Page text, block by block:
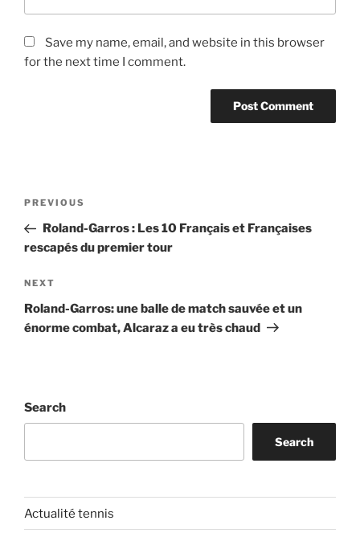
Save my name, email, and website in this browser
for the next time I comment.
Previous
Post
PREVIOUS
Roland-Garros : Les 10 Français et Françaises
rescapés du premier tour
Next
Post
NEXT
Roland-Garros: une balle de match sauvée et un
énorme combat, Alcaraz a eu très chaud
Search
Search
Actualité tennis